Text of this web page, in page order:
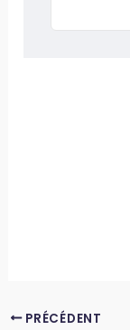
PRÉCÉDENT